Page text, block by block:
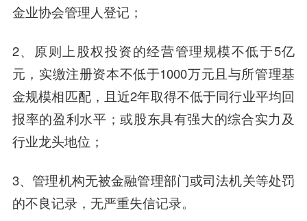
金业协会管理人登记；
2、原则上股权投资的经营管理规模不低于5亿
元，实缴注册资本不低于1000万元且与所管理基
金规模相匹配，且近2年取得不低于同行业平均回
报率的盈利水平；或股东具有强大的综合实力及
行业龙头地位；
3、管理机构无被金融管理部门或司法机关等处罚
的不良记录，无严重失信记录。